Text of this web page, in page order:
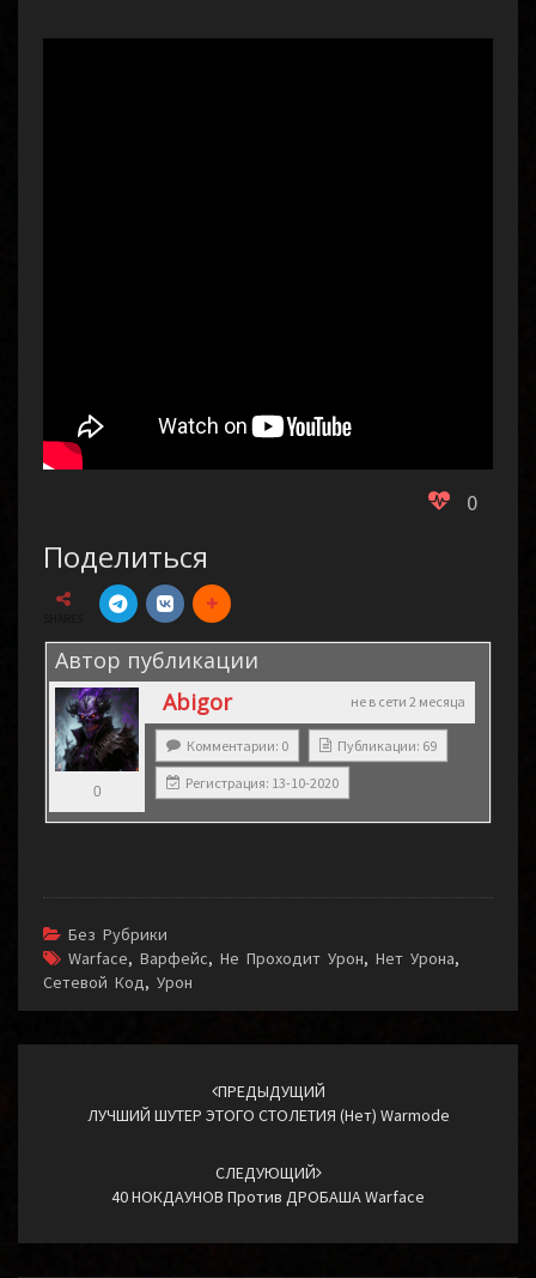
0
Поделиться
Автор публикации
не в сети 2 месяца
Abigor
0
Комментарии: 0 Публикации: 69
Регистрация: 13-10-2020
Без Рубрики
Warface, Варфейс, Не Проходит Урон, Нет Урона,
Сетевой Код, Урон
ПРЕДЫДУЩИЙ
ЛУЧШИЙ ШУТЕР ЭТОГО СТОЛЕТИЯ (нет) Warmode
СЛЕДУЮЩИЙ
40 НОКДАУНОВ Против ДРОБАША Warface